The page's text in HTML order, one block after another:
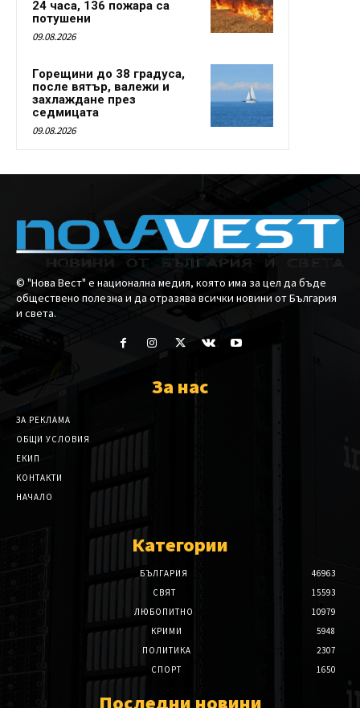
24 часа, 136 пожара са
потушени
09.08.2026
Горещини до 38 градуса,
после вятър, валежи и
захлаждане през
седмицата
09.08.2026
© "Нова Вест" е национална медия, която има за цел да бъде
обществено полезна и да отразява всички новини от България
и света.
За нас
ЗА РЕКЛАМА
ОБЩИ УСЛОВИЯ
ЕКИП
КОНТАКТИ
НАЧАЛО
Категории
БЪЛГАРИЯ
46963
СВЯТ
15593
ЛЮБОПИТНО
10979
КРИМИ
5948
ПОЛИТИКА
2307
СПОРТ
1650
Последни новини